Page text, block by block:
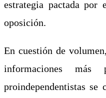
estrategia pactada por
oposición.
En cuestión de
informaciones más
proindependentistas se